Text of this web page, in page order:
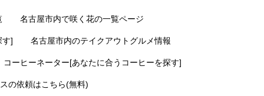
名古屋市内で咲く花の一覧ページ
す] 名古屋市内のテイクアウトグルメ情報
コーヒーネーター[あなたに合うコーヒーを探す]
の依頼はこちら(無料)